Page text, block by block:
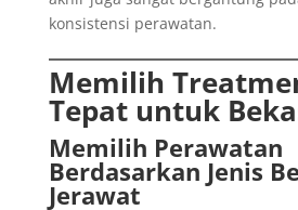
konsistensi perawatan.
Memilih
Tepat untuk
Memilih Perawatan
Berdasarkan Jenis
Jerawat